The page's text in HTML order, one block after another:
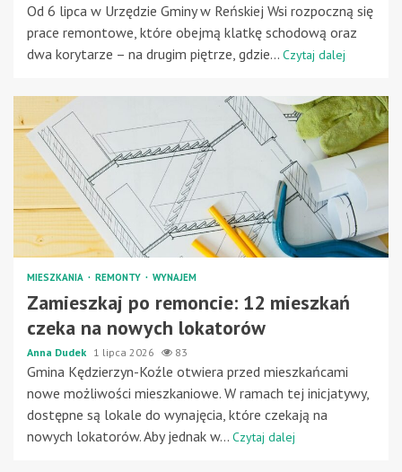
Od 6 lipca w Urzędzie Gminy w Reńskiej Wsi rozpoczną się
prace remontowe, które obejmą klatkę schodową oraz
dwa korytarze – na drugim piętrze, gdzie... Czytaj dalej
MIESZKANIA REMONTY WYNAJEM
Zamieszkaj po remoncie: 12 mieszkań
czeka na nowych lokatorów
Anna Dudek 1 lipca 2026 83
Gmina Kędzierzyn-Koźle otwiera przed mieszkańcami
nowe możliwości mieszkaniowe. W ramach tej inicjatywy,
dostępne są lokale do wynajęcia, które czekają na
nowych lokatorów. Aby jednak w... Czytaj dalej